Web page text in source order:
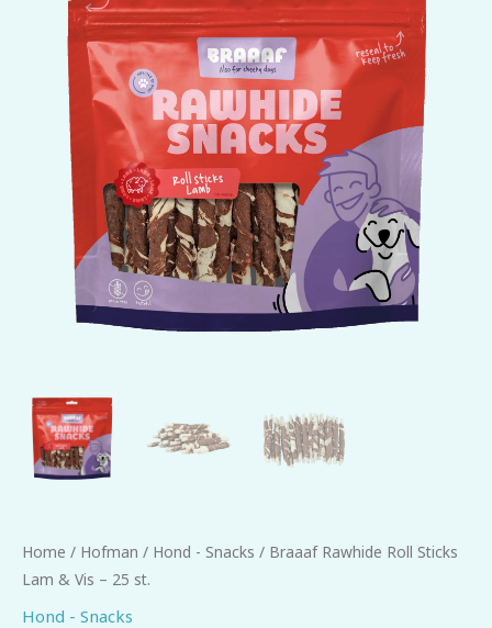
Home / Hofman / Hond - Snacks / Braaaf Rawhide Roll Sticks
Lam & Vis – 25 st.
Hond - Snacks